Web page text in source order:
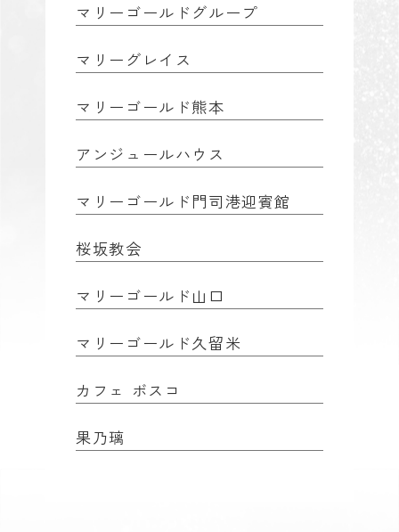
マリーゴールドグループ
マリーグレイス
マリーゴールド熊本
アンジュールハウス
マリーゴールド門司港迎賓館
桜坂教会
マリーゴールド山口
マリーゴールド久留米
カフェ ボスコ
果乃璃